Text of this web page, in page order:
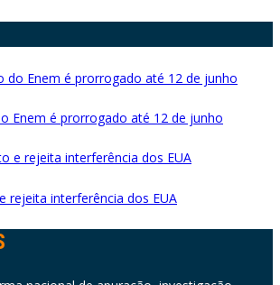
Enem é prorrogado até 12 de junho
rejeita interferência dos EUA